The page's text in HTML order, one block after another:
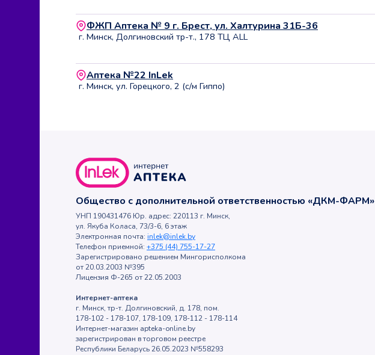
ФЖП Аптека № 9 г. Брест, ул. Халтурина 31Б-36
г. Минск, Долгиновский тр-т., 178 ТЦ ALL
Аптека №22 InLek
г. Минск, ул. Горецкого, 2 (с/м Гиппо)
Общество с дополнительной ответственностью «ДКМ-ФАРМ»
УНП 190431476 Юр. адрес: 220113 г. Минск,
ул. Якуба Коласа, 73/3-6, 6 этаж
Электронная почта: inlek@inlek.by
Телефон приемной: +375 (44) 755-17-27
Зарегистрировано решением Мингорисполкома
от 20.03.2003 №395
Лицензия Ф-265 от 22.05.2003
Интернет-аптека
г. Минск, тр-т. Долгиновский, д. 178, пом.
178-102 - 178-107, 178-109, 178-112 - 178-114
Интернет-магазин apteka-online.by
зарегистрирован в торговом реестре
Республики Беларусь 26.05.2023 №558293